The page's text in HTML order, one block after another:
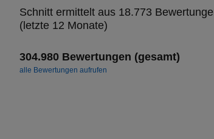
Schnitt ermittelt aus 18.773
(letzte 12 Monate)
304.980 Bewertungen (gesamt)
alle Bewertungen aufrufen